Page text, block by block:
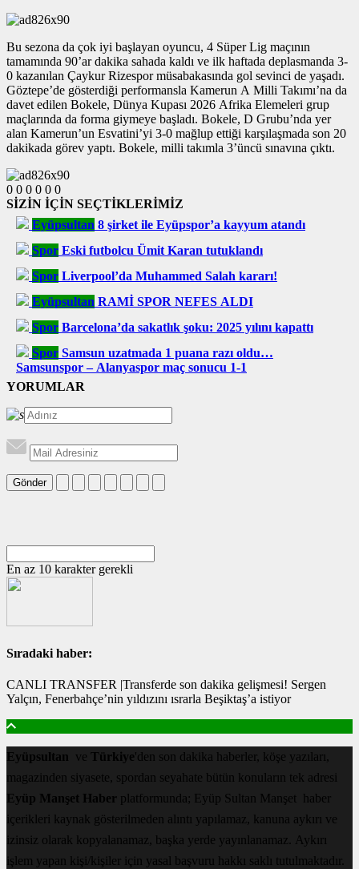
Bu sezona da çok iyi başlayan oyuncu, 4 Süper Lig maçının
tamamında 90’ar dakika sahada kaldı ve ilk haftada deplasmanda 3-
0 kazanılan Çaykur Rizespor müsabakasında gol sevinci de yaşadı.
Göztepe’de gösterdiği performansla Kamerun A Milli Takımı’na da
davet edilen Bokele, Dünya Kupası 2026 Afrika Elemeleri grup
maçlarında da forma giymeye başladı. Bokele, D Grubu’nda yer
alan Kamerun’un Esvatini’yi 3-0 mağlup ettiği karşılaşmada son 20
dakikada görev yaptı. Bokele, milli takımla 3’üncü sınavına çıktı.
0 0 0 0 0 0
SİZİN İÇİN SEÇTİKLERİMİZ
Eyüpsultan 8 şirket ile Eyüpspor’a kayyum atandı
Spor Eski futbolcu Ümit Karan tutuklandı
Spor Liverpool’da Muhammed Salah kararı!
Eyüpsultan RAMİ SPOR NEFES ALDI
Spor Barcelona’da sakatlık şoku: 2025 yılını kapattı
Spor Samsun uzatmada 1 puana razı oldu…
Samsunspor – Alanyaspor maç sonucu 1-1
YORUMLAR
Gönder
En az 10 karakter gerekli
Sıradaki haber:
CANLI TRANSFER |Transferde son dakika gelişmesi! Sergen
Yalçın, Fenerbahçe’nin yıldızını ısrarla Beşiktaş’a istiyor
Eyüpsultan ve Türkiye'den son dakika haberler, köşe yazıları,
magazinden siyasete, spordan seyahate bütün konuların tek adresi
Eyüp Manşet Haber platformunda; Eyüp Sultan Manşet haber
içerikleri kaynak gösterilmeden alıntı yapılamaz, kanuna aykırı ve
izinsiz olarak kopyalanamaz, başka yerde yayınlanamaz. Aykırı
işlem yapan kişi/kişiler için yasal başvuru hakkı saklı tutulmaktadır.